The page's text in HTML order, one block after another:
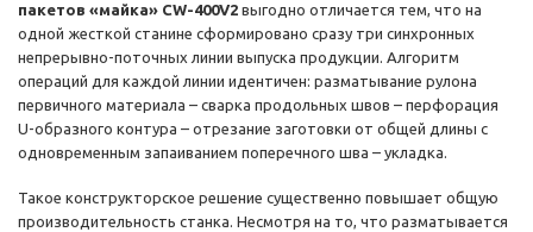
пакетов «майка» CW-400V2 выгодно отличается тем, что на
одной жесткой станине сформировано сразу три синхронных
непрерывно-поточных линии выпуска продукции. Алгоритм
операций для каждой линии идентичен: разматывание рулона
первичного материала – сварка продольных швов – перфорация
U-образного контура – отрезание заготовки от общей длины с
одновременным запаиванием поперечного шва – укладка.
Такое конструкторское решение существенно повышает общую
производительность станка. Несмотря на то, что разматывается